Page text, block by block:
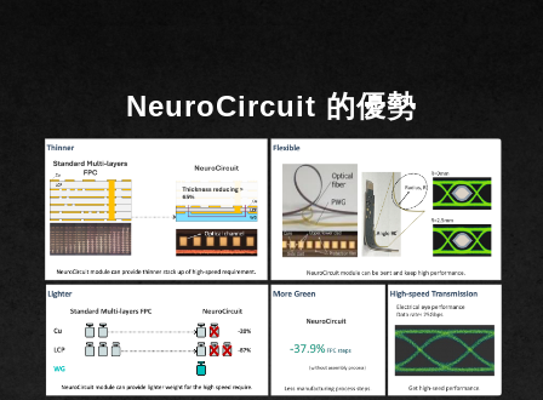
NeuroCircuit 的優勢